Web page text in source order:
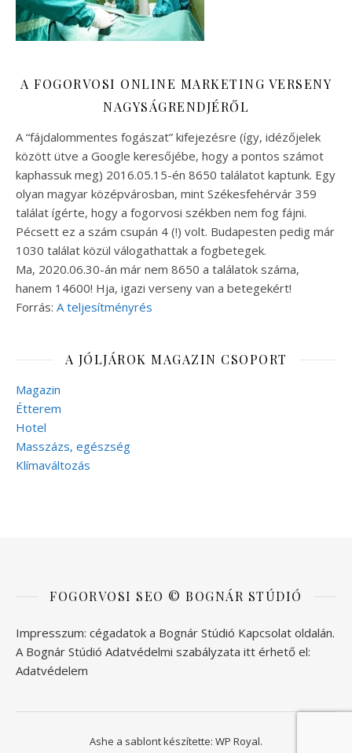
A FOGORVOSI ONLINE MARKETING VERSENY
NAGYSÁGRENDJÉRŐL
A “fájdalommentes fogászat” kifejezésre (így, idézőjelek
között ütve a Google keresőjébe, hogy a pontos számot
kaphassuk meg) 2016.05.15-én 8650 találatot kaptunk. Egy
olyan magyar középvárosban, mint Székesfehérvár 359
találat ígérte, hogy a fogorvosi székben nem fog fájni.
Pécsett ez a szám csupán 4 (!) volt. Budapesten pedig már
1030 találat közül válogathattak a fogbetegek.
Ma, 2020.06.30-án már nem 8650 a találatok száma,
hanem 14600! Hja, igazi verseny van a betegekért!
Forrás: A teljesítményrés
A JÓLJÁROK MAGAZIN CSOPORT
Magazin
Étterem
Hotel
Masszázs, egészség
Klímaváltozás
FOGORVOSI SEO © BOGNÁR STÚDIÓ
Impresszum: cégadatok a Bognár Stúdió Kapcsolat oldalán.
A Bognár Stúdió Adatvédelmi szabályzata itt érhető el:
Adatvédelem
Ashe a sablont készítette: WP Royal.